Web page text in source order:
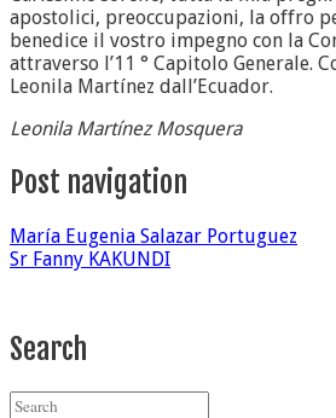
apostolici, preoccupazioni, la offro
benedice il vostro impegno con la
attraverso l’11 ° Capitolo Generale.
Leonila Martínez dall’Ecuador.
Leonila Martínez Mosquera
Post navigation
María Eugenia Salazar Portuguez
Sr Fanny KAKUNDI
Search